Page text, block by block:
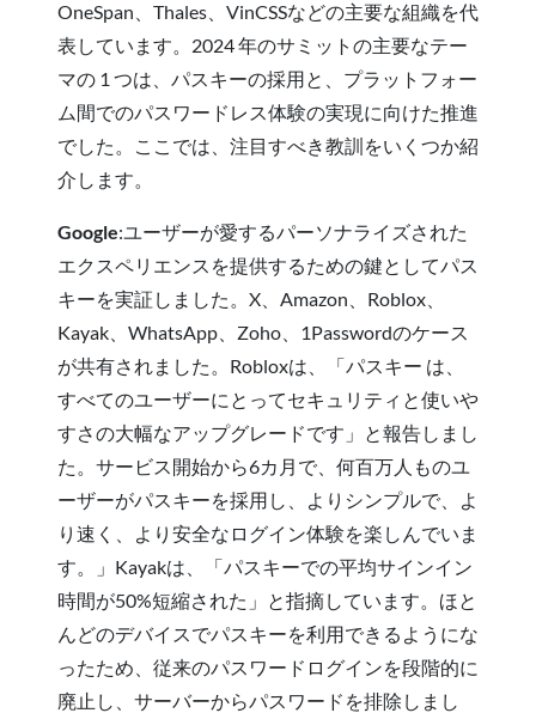
OneSpan、Thales、VinCSSなどの主要な組織を代
表しています。2024 年のサミットの主要なテー
マの 1 つは、パスキーの採用と、プラットフォー
ム間でのパスワードレス体験の実現に向けた推進
でした。ここでは、注目すべき教訓をいくつか紹
介します。
Google:ユーザーが愛するパーソナライズされた
エクスペリエンスを提供するための鍵としてパス
キーを実証しました。X、Amazon、Roblox、
Kayak、WhatsApp、Zoho、1Passwordのケース
が共有されました。Robloxは、「パスキー は、
すべてのユーザーにとってセキュリティと使いや
すさの大幅なアップグレードです」と報告しまし
た。サービス開始から6カ月で、何百万人ものユ
ーザーがパスキーを採用し、よりシンプルで、よ
り速く、より安全なログイン体験を楽しんでいま
す。」Kayakは、「パスキーでの平均サインイン
時間が50%短縮された」と指摘しています。ほと
んどのデバイスでパスキーを利用できるようにな
ったため、従来のパスワードログインを段階的に
廃止し、サーバーからパスワードを排除しまし